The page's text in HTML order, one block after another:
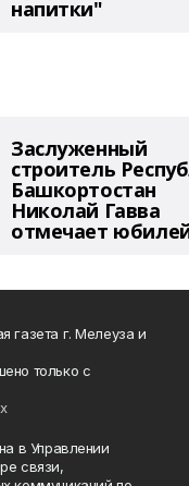
напитки"
Заслуженный
строитель
Башкортостан
Николай Гавва
отмечает
газета г. Мелеуза и
только с
в Управлении
связи,